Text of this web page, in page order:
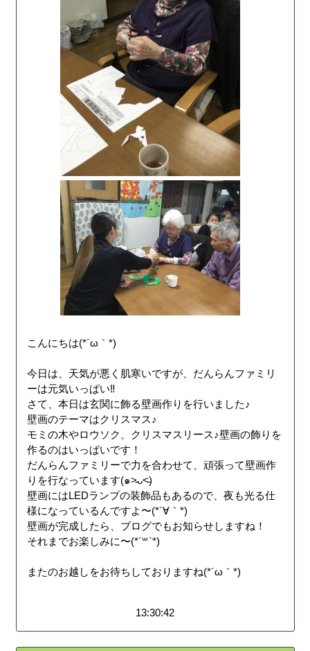
こんにちは(*´ω｀*)
今日は、天気が悪く肌寒いですが、だんらんファミリ
ーは元気いっぱい‼︎
さて、本日は玄関に飾る壁画作りを行いました♪
壁画のテーマはクリスマス♪
モミの木やロウソク、クリスマスリース♪壁画の飾りを
作るのはいっぱいです！
だんらんファミリーで力を合わせて、頑張って壁画作
りを行なっています(๑˃̵ᴗ˂̵)
壁画にはLEDランプの装飾品もあるので、夜も光る仕
様になっているんですよ〜(*´∀｀*)
壁画が完成したら、ブログでもお知らせしますね！
それまでお楽しみに〜(*´꒳`*)
またのお越しをお待ちしておりますね(*´ω｀*)
13:30:42